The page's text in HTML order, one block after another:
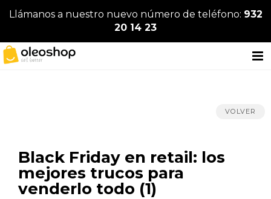
Llámanos a nuestro nuevo número de teléfono: 932
20 14 23
VOLVER
Black Friday en retail: los
mejores trucos para
venderlo todo (1)